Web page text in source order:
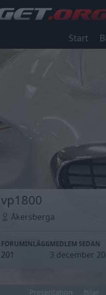
Start
vp1800
Åkersberga
FORUMINLÄGG
201
MEDLEM SEDAN
3 december
Presentation Bilar